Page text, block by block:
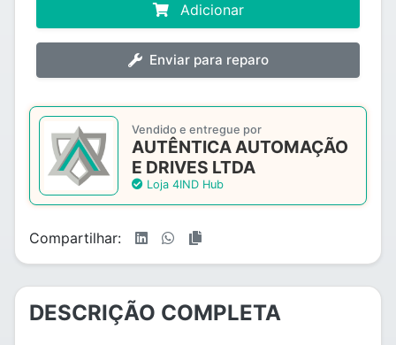
Adicionar
Enviar para reparo
Vendido e entregue por
AUTÊNTICA AUTOMAÇÃO
E DRIVES LTDA
Loja 4IND Hub
Compartilhar:
DESCRIÇÃO COMPLETA